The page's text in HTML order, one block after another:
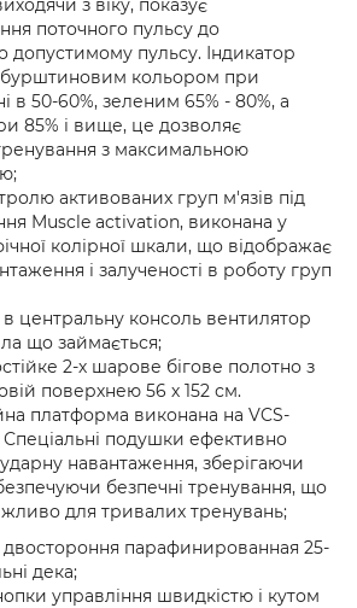
з віку, показує
поточного пульсу до
допустимому пульсу. Індикатор
бурштиновим кольором при
в 50-60%, зеленим 65% - 80%, а
85% і вище, це дозволяє
з максимальною
активованих груп м'язів під
Muscle activation, виконана у
колірної шкали, що відображає
і залученості в роботу груп
центральну консоль вентилятор
що займається;
2-х шарове бігове полотно з
поверхнею 56 х 152 см.
платформа виконана на VCS-
подушки ефективно
навантаження, зберігаючи
безпечні тренування, що
для тривалих тренувань;
парафинированная 25-
дека;
управління швидкістю і кутом